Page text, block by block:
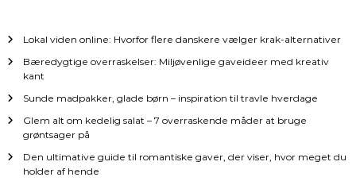
v
i
g
Lokal viden online: Hvorfor flere danskere vælger krak-alternativer
Bæredygtige overraskelser: Miljøvenlige gaveideer med kreativ
kant
Sunde madpakker, glade børn – inspiration til travle hverdage
Glem alt om kedelig salat – 7 overraskende måder at bruge
grøntsager på
Den ultimative guide til romantiske gaver, der viser, hvor meget du
holder af hende